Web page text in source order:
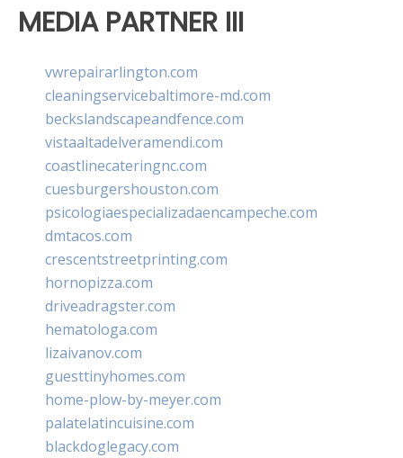
MEDIA PARTNER III
vwrepairarlington.com
cleaningservicebaltimore-md.com
beckslandscapeandfence.com
vistaaltadelveramendi.com
coastlinecateringnc.com
cuesburgershouston.com
psicologiaespecializadaencampeche.com
dmtacos.com
crescentstreetprinting.com
hornopizza.com
driveadragster.com
hematologa.com
lizaivanov.com
guesttinyhomes.com
home-plow-by-meyer.com
palatelatincuisine.com
blackdoglegacy.com